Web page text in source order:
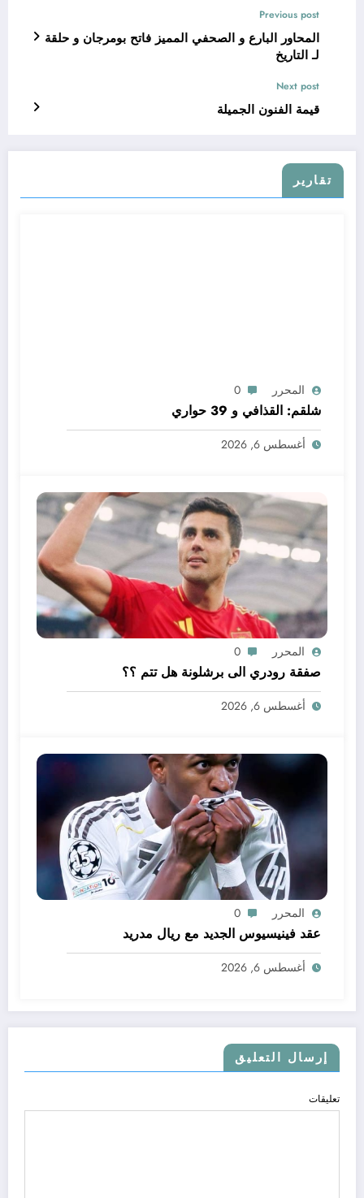
Previous post
المحاور البارع و الصحفي المميز فاتح بومرجان و حلقة
لـ التاريخ
Next post
قيمة الفنون الجميلة
تقارير
المحرر 0
شلقم: القذافي و 39 حواري
أغسطس 6, 2026
المحرر 0
صفقة رودري الى برشلونة هل تتم ؟؟
أغسطس 6, 2026
المحرر 0
عقد فينيسيوس الجديد مع ريال مدريد
أغسطس 6, 2026
إرسال التعليق
تعليقات